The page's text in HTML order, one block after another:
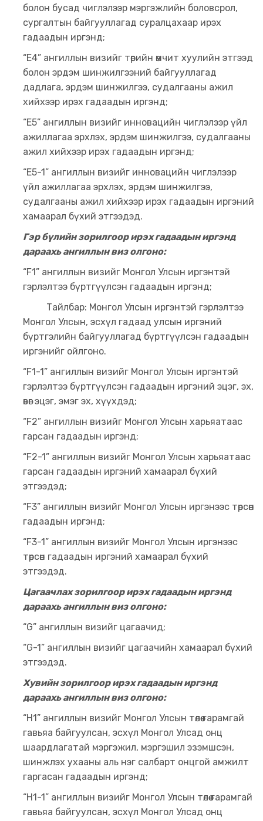
болон бусад чиглэлээр мэргэжлийн боловсрол,
сургалтын байгууллагад суралцахаар ирэх
гадаадын иргэнд;
“E4” ангиллын визийг төрийн өмчит хуулийн этгээд
болон эрдэм шинжилгээний байгууллагад
дадлага, эрдэм шинжилгээ, судалгааны ажил
хийхээр ирэх гадаадын иргэнд;
“E5” ангиллын визийг инновацийн чиглэлээр үйл
ажиллагаа эрхлэх, эрдэм шинжилгээ, судалгааны
ажил хийхээр ирэх гадаадын иргэнд;
“E5-1” ангиллын визийг инновацийн чиглэлээр
үйл ажиллагаа эрхлэх, эрдэм шинжилгээ,
судалгааны ажил хийхээр ирэх гадаадын иргэний
хамаарал бүхий этгээдэд.
Гэр бүлийн зорилгоор ирэх гадаадын иргэнд
дараахь ангиллын виз олгоно:
“F1” ангиллын визийг Монгол Улсын иргэнтэй
гэрлэлтээ бүртгүүлсэн гадаадын иргэнд;
Тайлбар: Монгол Улсын иргэнтэй гэрлэлтээ
Монгол Улсын, эсхүл гадаад улсын иргэний
бүртгэлийн байгууллагад бүртгүүлсэн гадаадын
иргэнийг ойлгоно.
“F1-1” ангиллын визийг Монгол Улсын иргэнтэй
гэрлэлтээ бүртгүүлсэн гадаадын иргэний эцэг, эх,
өвөг эцэг, эмэг эх, хүүхдэд;
“F2” ангиллын визийг Монгол Улсын харьяатаас
гарсан гадаадын иргэнд;
“F2-1” ангиллын визийг Монгол Улсын харьяатаас
гарсан гадаадын иргэний хамаарал бүхий
этгээдэд;
“F3” ангиллын визийг Монгол Улсын иргэнээс төрсөн
гадаадын иргэнд;
“F3-1” ангиллын визийг Монгол Улсын иргэнээс
төрсөн гадаадын иргэний хамаарал бүхий
этгээдэд.
Цагаачлах зорилгоор ирэх гадаадын иргэнд
дараахь ангиллын виз олгоно:
“G” ангиллын визийг цагаачид;
“G-1” ангиллын визийг цагаачийн хамаарал бүхий
этгээдэд.
Хувийн зорилгоор ирэх гадаадын иргэнд
дараахь ангиллын виз олгоно:
“H1” ангиллын визийг Монгол Улсын төлөө гарамгай
гавьяа байгуулсан, эсхүл Монгол Улсад онц
шаардлагатай мэргэжил, мэргэшил эзэмшсэн,
шинжлэх ухааны аль нэг салбарт онцгой амжилт
гаргасан гадаадын иргэнд;
“H1-1” ангиллын визийг Монгол Улсын төлөө гарамгай
гавьяа байгуулсан, эсхүл Монгол Улсад онц